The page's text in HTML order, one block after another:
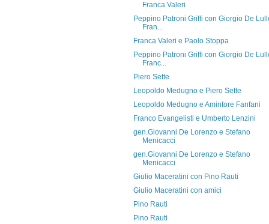
Franca Valeri
Peppino Patroni Griffi con Giorgio De
Fran...
Franca Valeri e Paolo Stoppa
Peppino Patroni Griffi con Giorgio De
Franc...
Piero Sette
Leopoldo Medugno e Piero Sette
Leopoldo Medugno e Amintore Fanfani
Franco Evangelisti e Umberto Lenzini
gen.Giovanni De Lorenzo e Stefano
Menicacci
gen.Giovanni De Lorenzo e Stefano
Menicacci
Giulio Maceratini con Pino Rauti
Giulio Maceratini con amici
Pino Rauti
Pino Rauti